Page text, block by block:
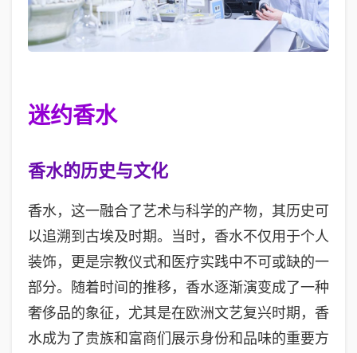
迷约香水
香水的历史与文化
香水，这一融合了艺术与科学的产物，其历史可
以追溯到古埃及时期。当时，香水不仅用于个人
装饰，更是宗教仪式和医疗实践中不可或缺的一
部分。随着时间的推移，香水逐渐演变成了一种
奢侈品的象征，尤其是在欧洲文艺复兴时期，香
水成为了贵族和富商们展示身份和品味的重要方